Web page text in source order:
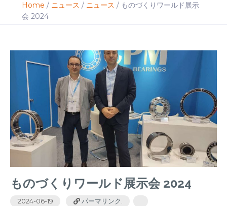
Home / ニュース / ニュース / ものづくりワールド展示
会 2024
ものづくりワールド展示会 2024
2024-06-19 パーマリンク.